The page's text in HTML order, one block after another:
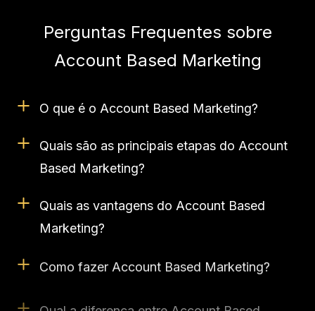
Perguntas Frequentes sobre
Account Based Marketing
O que é o Account Based Marketing?
Quais são as principais etapas do Account
Based Marketing?
Quais as vantagens do Account Based
Marketing?
Como fazer Account Based Marketing?
Qual a diferença entre Account Based